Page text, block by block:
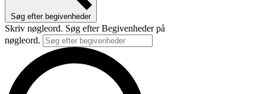
Søg efter begivenheder
Skriv nøgleord. Søg efter Begivenheder på
nøgleord.